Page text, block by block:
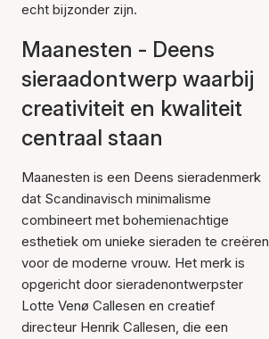
echt bijzonder zijn.
Maanesten - Deens
sieraadontwerp waarbij
creativiteit en kwaliteit
centraal staan
Maanesten is een Deens sieradenmerk
dat Scandinavisch minimalisme
combineert met bohemienachtige
esthetiek om unieke sieraden te creëren
voor de moderne vrouw. Het merk is
opgericht door sieradenontwerpster
Lotte Venø Callesen en creatief
directeur Henrik Callesen, die een